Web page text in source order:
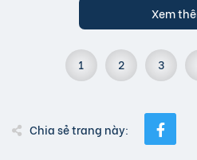
Xem
1 2 3
Chia sẻ trang này: